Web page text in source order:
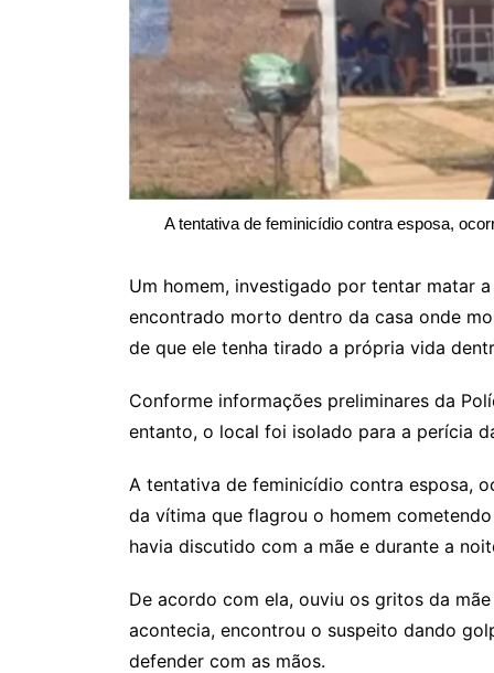
A tentativa de feminicídio contra esposa,
Um homem, investigado por tentar matar
encontrado morto dentro da casa onde
de que ele tenha tirado a própria vida
Conforme informações preliminares da
entanto, o local foi isolado para a perícia
A tentativa de feminicídio contra esposa,
da vítima que flagrou o homem
havia discutido com a mãe e durante a
De acordo com ela, ouviu os gritos da
acontecia, encontrou o suspeito dando
defender com as mãos.